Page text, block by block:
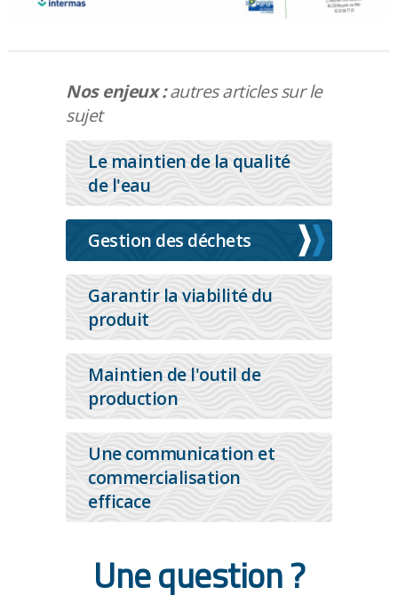
Nos enjeux :autres articles sur le
sujet
Le maintien de la qualité
de l'eau
Gestion des déchets
Garantir la viabilité du
produit
Maintien de l'outil de
production
Une communication et
commercialisation
efficace
Une question ?